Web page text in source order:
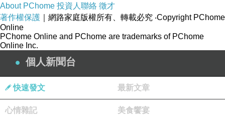
About PChome 投資人聯絡 徵才
著作權保護 ｜網路家庭版權所有、轉載必究 ‧Copyright PChome
Online
PChome Online and PChome are trademarks of PChome
Online Inc.
個人新聞台
快速發文 最新文章
心情雜記 美食饗宴